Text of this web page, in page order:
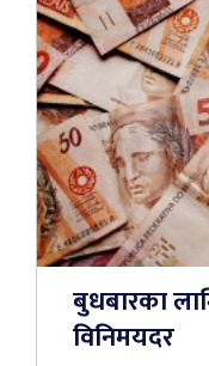
बुधबारका
विनिमयदर